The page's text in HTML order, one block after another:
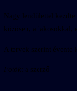
Nagy lendülettel
közösen, a lakosokkal,
A tervek szerint évente
Fotók: a szerző